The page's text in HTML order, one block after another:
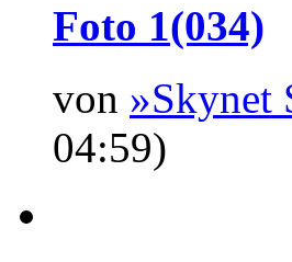
Foto 1(034)
von »Skynet
04:59)